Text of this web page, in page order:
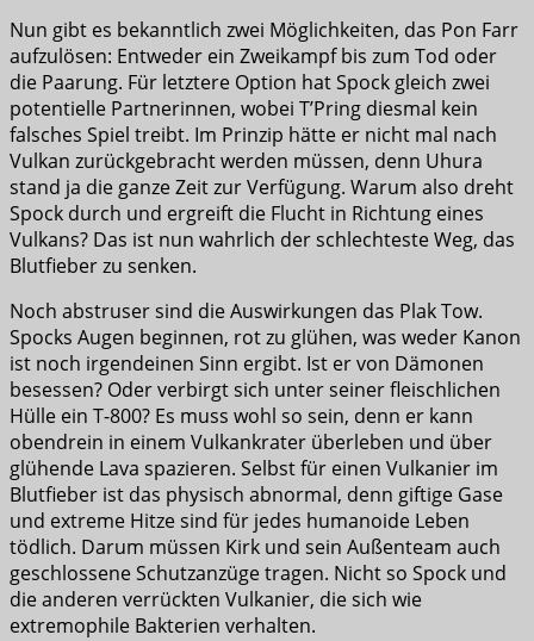
Nun gibt es bekanntlich zwei Möglichkeiten, das Pon Farr
aufzulösen: Entweder ein Zweikampf bis zum Tod oder
die Paarung. Für letztere Option hat Spock gleich zwei
potentielle Partnerinnen, wobei T’Pring diesmal kein
falsches Spiel treibt. Im Prinzip hätte er nicht mal nach
Vulkan zurückgebracht werden müssen, denn Uhura
stand ja die ganze Zeit zur Verfügung. Warum also dreht
Spock durch und ergreift die Flucht in Richtung eines
Vulkans? Das ist nun wahrlich der schlechteste Weg, das
Blutfieber zu senken.
Noch abstruser sind die Auswirkungen das Plak Tow.
Spocks Augen beginnen, rot zu glühen, was weder Kanon
ist noch irgendeinen Sinn ergibt. Ist er von Dämonen
besessen? Oder verbirgt sich unter seiner fleischlichen
Hülle ein T-800? Es muss wohl so sein, denn er kann
obendrein in einem Vulkankrater überleben und über
glühende Lava spazieren. Selbst für einen Vulkanier im
Blutfieber ist das physisch abnormal, denn giftige Gase
und extreme Hitze sind für jedes humanoide Leben
tödlich. Darum müssen Kirk und sein Außenteam auch
geschlossene Schutzanzüge tragen. Nicht so Spock und
die anderen verrückten Vulkanier, die sich wie
extremophile Bakterien verhalten.